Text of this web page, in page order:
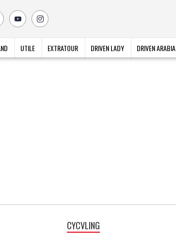
UTILE EXTRATOUR DRIVEN LADY DRIVEN ARABIA
CYCVLING